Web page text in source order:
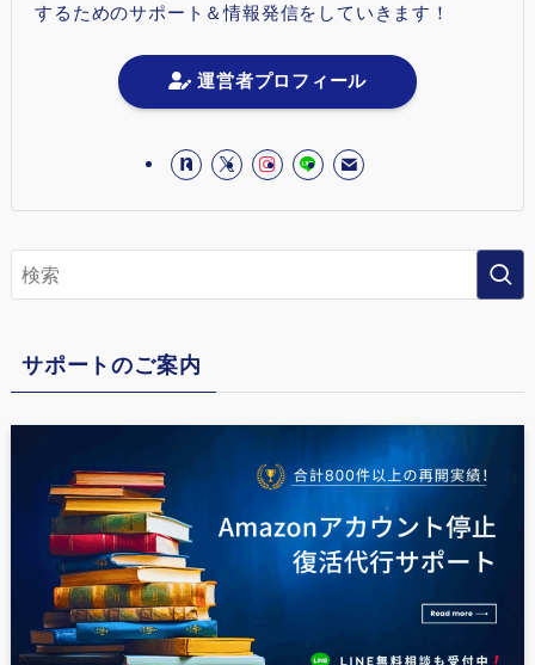
するためのサポート＆情報発信をしていきます！
運営者プロフィール
サポートのご案内